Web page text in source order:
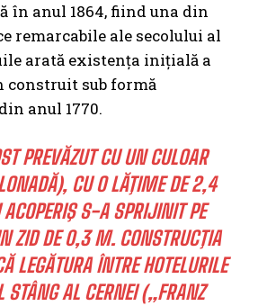
în anul 1864, fiind una din
remarcabile ale secolului al
arată existenţa iniţială a
construit sub formă
anul 1770.
PREVĂZUT CU UN CULOAR
CU O LĂŢIME DE 2,4
S-A SPRIJINIT PE
ZID DE 0,3 M. CONSTRUCŢIA
LEGĂTURA ÎNTRE HOTELURILE
STÂNG AL CERNEI („FRANZ